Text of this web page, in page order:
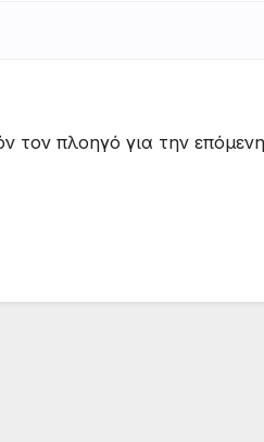
τον πλοηγό για την